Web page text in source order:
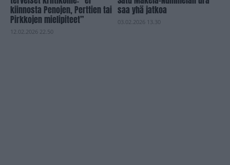
kiinnosta Penojen, Perttien tai
Pirkkojen mielipiteet”
12.02.2026 22.50
saa yhä jatkoa
03.02.2026 13.30